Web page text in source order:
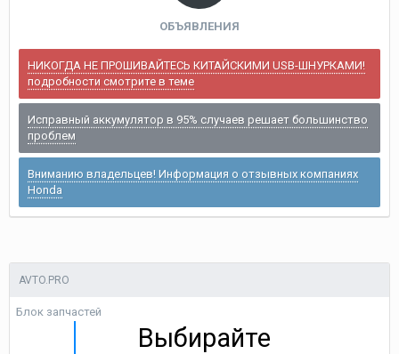
ОБЪЯВЛЕНИЯ
НИКОГДА НЕ ПРОШИВАЙТЕСЬ КИТАЙСКИМИ USB-ШНУРКАМИ!
подробности смотрите в теме
Исправный аккумулятор в 95% случаев решает большинство
проблем
Вниманию владельцев! Информация о отзывных компаниях
Honda
AVTO.PRO
Блок запчастей
Выбирайте